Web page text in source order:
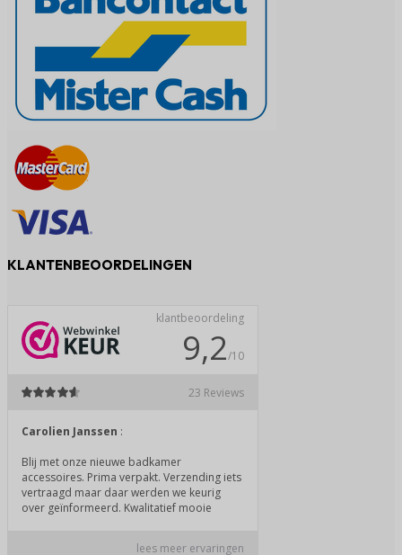
KLANTENBEOORDELINGEN